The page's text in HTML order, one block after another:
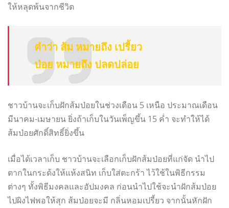
ให้หลุดพ้นจากชีวิต
คำว่า ส้ม หมายถึง เปรี้ยว
ป่อย หมายถึง ปลดปล่อย
ชาวบ้านจะเก็บฝักส้มป่อยในช่วงเดือน 5 เหนือ ประมาณเดือน
มีนาคม-เมษายน ยิ่งถ้าเก็บในวันเพ็ญขึ้น 15 ค่ำ จะทำให้ได้
ส้มป่อยศักดิ์สิทธิ์ยิ่งขึ้น
เมื่อได้เวลาเก็บ ชาวบ้านจะเลือกเก็บฝักส้มป่อยที่แก่จัด นำไป
ตากในกระด้งให้แห้งสนิท เก็บใส่ตะกร้า ไว้ใช้ในพิธีกรรม
ต่างๆ ทั้งพิธีมงคลและอัปมงคล ก่อนนำไปใช้จะนำฝักส้มป่อย
ไปผิงไฟพอให้สุก ส้มป่อยจะมี กลิ่นหอมเปรี้ยว จากนั้นหักฝัก